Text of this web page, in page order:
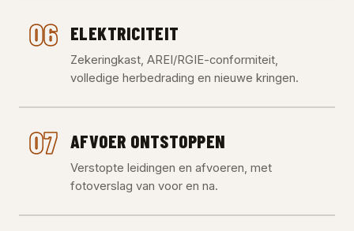
06 ELEKTRICITEIT
Zekeringkast, AREI/RGIE-conformiteit,
volledige herbedrading en nieuwe kringen.
07 AFVOER ONTSTOPPEN
Verstopte leidingen en afvoeren, met
fotoverslag van voor en na.